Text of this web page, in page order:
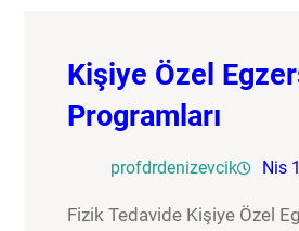
Kişiye Özel
Programları
profdrdenizevcik Nis
Fizik Tedavide Kişiye Özel